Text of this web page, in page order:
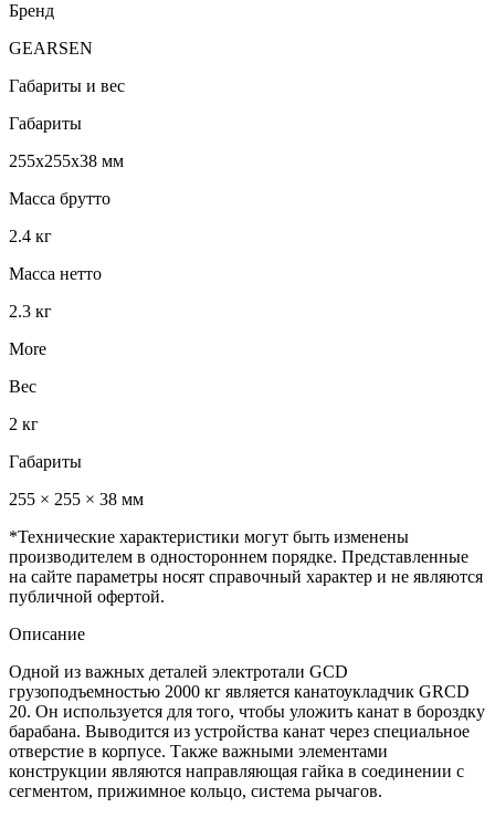
Бренд
GEARSEN
Габариты и вес
Габариты
255x255x38 мм
Масса брутто
2.4 кг
Масса нетто
2.3 кг
More
Вес
2 кг
Габариты
255 × 255 × 38 мм
*Технические характеристики могут быть изменены
производителем в одностороннем порядке. Представленные
на сайте параметры носят справочный характер и не являются
публичной офертой.
Описание
Одной из важных деталей электротали GCD
грузоподъемностью 2000 кг является канатоукладчик GRCD
20. Он используется для того, чтобы уложить канат в бороздку
барабана. Выводится из устройства канат через специальное
отверстие в корпусе. Также важными элементами
конструкции являются направляющая гайка в соединении с
сегментом, прижимное кольцо, система рычагов.